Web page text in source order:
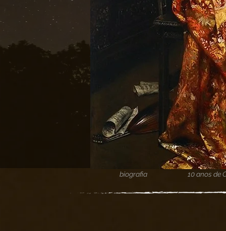
biografia 10 anos de